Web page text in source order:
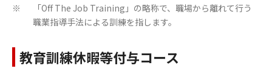
※
「Off The Job Training」の略称で、職場から離れて行う
職業指導手法による訓練を指します。
教育訓練休暇等付与コース